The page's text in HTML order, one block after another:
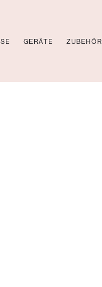
GERÄTE ZUBEHÖR